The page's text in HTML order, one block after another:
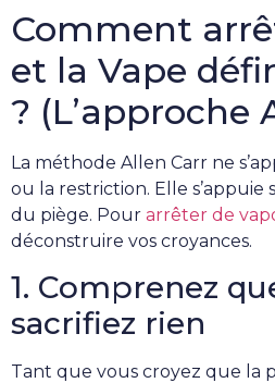
Comment
et la Vape
? (L’approche
La méthode Allen Carr ne
ou la restriction. Elle
du piège. Pour arrêter de
déconstruire vos croyances.
1. Comprenez
sacrifiez rien
Tant que vous croyez que la